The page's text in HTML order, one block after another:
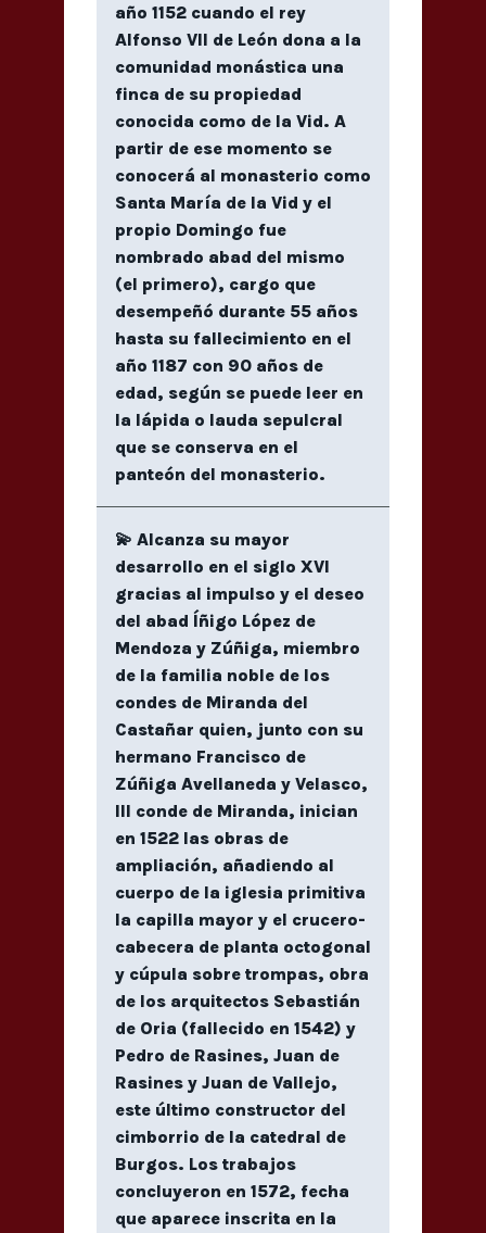
año 1152 cuando el rey
Alfonso VII de León dona a la
comunidad monástica una
finca de su propiedad
conocida como de la Vid. A
partir de ese momento se
conocerá al monasterio como
Santa María de la Vid y el
propio Domingo fue
nombrado abad del mismo
(el primero), cargo que
desempeñó durante 55 años
hasta su fallecimiento en el
año 1187 con 90 años de
edad, según se puede leer en
la lápida o lauda sepulcral
que se conserva en el
panteón del monasterio.
💫 Alcanza su mayor
desarrollo en el siglo XVI
gracias al impulso y el deseo
del abad Íñigo López de
Mendoza y Zúñiga, miembro
de la familia noble de los
condes de Miranda del
Castañar quien, junto con su
hermano Francisco de
Zúñiga Avellaneda y Velasco,
III conde de Miranda, inician
en 1522 las obras de
ampliación, añadiendo al
cuerpo de la iglesia primitiva
la capilla mayor y el crucero-
cabecera de planta octogonal
y cúpula sobre trompas, obra
de los arquitectos Sebastián
de Oria (fallecido en 1542) y
Pedro de Rasines, Juan de
Rasines y Juan de Vallejo,
este último constructor del
cimborrio de la catedral de
Burgos. Los trabajos
concluyeron en 1572, fecha
que aparece inscrita en la